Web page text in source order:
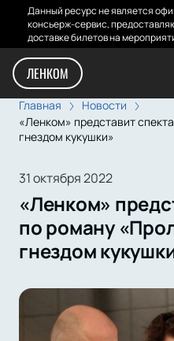
Данный ресурс не является
консьерж-сервис,
доставке билетов на
ЛЕНКОМ
Главная
Новости
«Ленком» представит
гнездом кукушки»
31 октября 2022
«Ленком»
по роману
гнездом